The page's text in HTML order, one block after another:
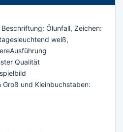
Ölunfall, Zeichen:
weiß,
Qualität
Groß und Kleinbuchstaben: